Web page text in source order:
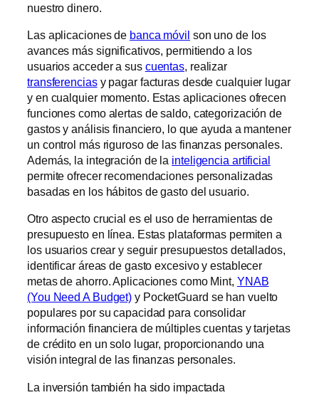
nuestro dinero.
Las aplicaciones de banca móvil son uno de los
avances más significativos, permitiendo a los
usuarios acceder a sus cuentas, realizar
transferenciasy pagar facturas desde cualquier lugar
y en cualquier momento. Estas aplicaciones ofrecen
funciones como alertas de saldo, categorización de
gastos y análisis financiero, lo que ayuda a mantener
un control más riguroso de las finanzas personales.
Además, la integración de la inteligencia artificial
permite ofrecer recomendaciones personalizadas
basadas en los hábitos de gasto del usuario.
Otro aspecto crucial es el uso de herramientas de
presupuesto en línea. Estas plataformas permiten a
los usuarios crear y seguir presupuestos detallados,
identificar áreas de gasto excesivo y establecer
metas de ahorro. Aplicaciones como Mint, YNAB
(You Need A Budget) y PocketGuard se han vuelto
populares por su capacidad para consolidar
información financiera de múltiples cuentas y tarjetas
de crédito en un solo lugar, proporcionando una
visión integral de las finanzas personales.
La inversión también ha sido impactada